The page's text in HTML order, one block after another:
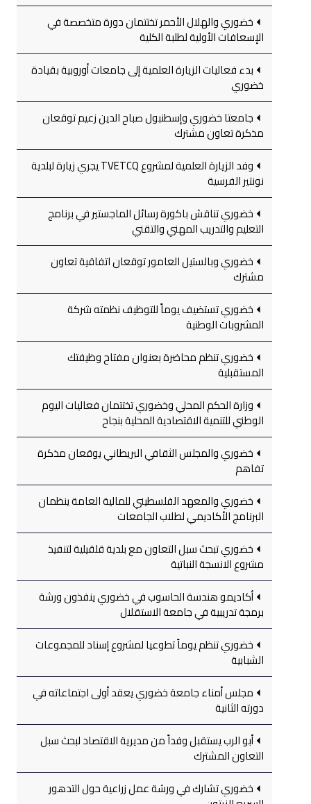
خضوري والهلال الأحمر تختتمان دورة متخصصة في
الإسعافات الأولية لطلبة الكلية
بدء فعاليات الزيارة العلمية إلى جامعات أوروبية بقيادة
خضوري
جامعتا خضوري وإسطنبول صباح الدين زعيم توقعان
مذكرة تعاون مشترك
وفد الزيارة العلمية لمشروع TVETCQ يجري زيارة لبلدية
نونتير الفرسية
خضوري تناقش باكورة رسائل الماجستير في برنامج
التعليم والتدريب المهني والتقني
خضوري وبالستيل العامور توقعان اتفاقية تعاون
مشترك
خضوري تستضيف يوماً للتوظيف نظمته شركة
المشروبات الوطنية
خضوري تنظم محاضرة بعنوان مفتاح وظيفتك
المستقبلية
وزارة الحكم المحلي وخضوري تختتمان فعاليات اليوم
الوطني للتنمية الاقتصادية المحلية بنجاح
خضوري والمجلس الثقافي البريطاني يوقعان مذكرة
تفاهم
خضوري والمعهد الفلسطيني للمالية العامة ينظمان
البرنامج الأكاديمي لطلاب الجامعات
خضوري تبحث سبل التعاون مع بلدية قلقيلية لتنفيذ
مشروع الانسجة النباتية
أكاديمو هندسة الحاسوب في خضوري ينفذون ورشة
برمجة تدريبية في جامعة الاستقلال
خضوري تنظم يوماً تطوعيا لمشروع إسناد للمجموعات
الشبابية
مجلس أمناء جامعة خضوري يعقد أولى اجتماعاته في
دورته الثانية
أبو الرب يستقبل وفداً من مديرية الاقتصاد لبحث سبل
التعاون المشترك
خضوري تشارك في ورشة عمل زراعية حول التدهور